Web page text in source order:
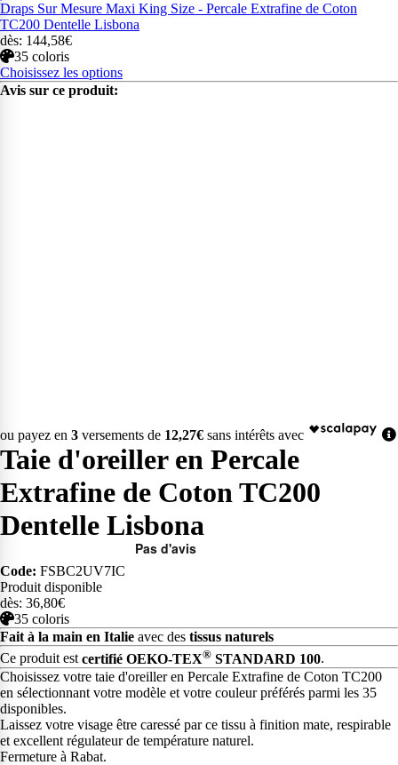
Draps Sur Mesure Maxi King Size - Percale Extrafine de Coton
TC200 Dentelle Lisbona
dès: 144,58€
35 coloris
Choisissez les options
Avis sur ce produit:
ou payez en 3 versements de 12,27€ sans intérêts avec
Taie d'oreiller en Percale
Extrafine de Coton TC200
Dentelle Lisbona
Code: FSBC2UV7IC
Produit disponible
dès: 36,80€
35 coloris
Fait à la main en Italie avec des tissus naturels
Ce produit estcertifié OEKO-TEX® STANDARD 100.
Choisissez votre taie d'oreiller en Percale Extrafine de Coton TC200
en sélectionnant votre modèle et votre couleur préférés parmi les 35
disponibles.
Laissez votre visage être caressé par ce tissu à finition mate, respirable
et excellent régulateur de température naturel.
Fermeture à Rabat.